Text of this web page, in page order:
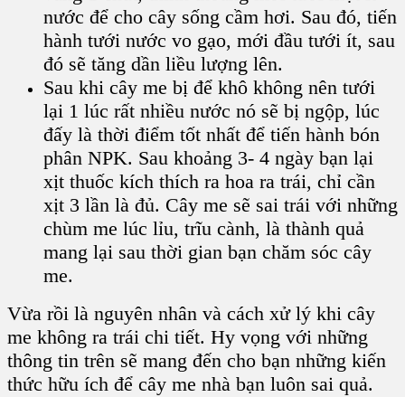
nước để cho cây sống cầm hơi. Sau đó, tiến
hành tưới nước vo gạo, mới đầu tưới ít, sau
đó sẽ tăng dần liều lượng lên.
Sau khi cây me bị để khô không nên tưới
lại 1 lúc rất nhiều nước nó sẽ bị ngộp, lúc
đấy là thời điểm tốt nhất để tiến hành bón
phân NPK. Sau khoảng 3- 4 ngày bạn lại
xịt thuốc kích thích ra hoa ra trái, chỉ cần
xịt 3 lần là đủ. Cây me sẽ sai trái với những
chùm me lúc lỉu, trĩu cành, là thành quả
mang lại sau thời gian bạn chăm sóc cây
me.
Vừa rồi là nguyên nhân và cách xử lý khi cây
me không ra trái chi tiết. Hy vọng với những
thông tin trên sẽ mang đến cho bạn những kiến
thức hữu ích để cây me nhà bạn luôn sai quả.